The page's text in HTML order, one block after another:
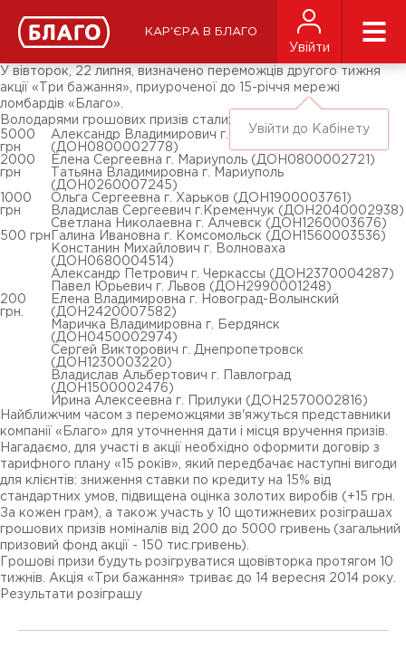
КАР'ЄРА В БЛАГО
Увійти
Увійти до Кабінету
ЗМІ про нас
Підписники соц-мереж
Ярмарки
У вівторок, 22 липня, визначено переможців другого тижня
акції «Три бажання», приуроченої до 15-річчя мережі
ломбардів «Благо».
Володарями грошових призів стали:
5000
грн
Александр Владимирович г. Мариуполь
(ДОН0800002778)
2000
грн
Елена Сергеевна г. Мариуполь (ДОН0800002721)
Татьяна Владимировна г. Мариуполь
(ДОН0260007245)
1000
грн
Ольга Сергеевна г. Харьков (ДОН1900003761)
Владислав Сергеевич г.Кременчук (ДОН2040002938)
Светлана Николаевна г. Алчевск (ДОН1260003676)
500 грн Галина Ивановна г. Комсомольск (ДОН1560003536)
Констанин Михайлович г. Волноваха
(ДОН0680004514)
Александр Петрович г. Черкассы (ДОН2370004287)
Павел Юрьевич г. Львов (ДОН2990001248)
200
грн.
Елена Владимировна г. Новоград-Волынский
(ДОН2420007582)
Маричка Владимировна г. Бердянск
(ДОН0450002974)
Сергей Викторович г. Днепропетровск
(ДОН1230003220)
Владислав Альбертович г. Павлоград
(ДОН1500002476)
Ирина Алексеевна г. Прилуки (ДОН2570002816)
Найближчим часом з переможцями зв'яжуться представники
компанії «Благо» для уточнення дати і місця вручення призів.
Нагадаємо, для участі в акції необхідно оформити договір з
тарифного плану «15 років», який передбачає наступні вигоди
для клієнтів: зниження ставки по кредиту на 15% від
стандартних умов, підвищена оцінка золотих виробів (+15 грн.
За кожен грам), а також участь у 10 щотижневих розіграшах
грошових призів номіналів від 200 до 5000 гривень (загальний
призовий фонд акції - 150 тис.гривень).
Грошові призи будуть розігруватися щовівторка протягом 10
тижнів. Акція «Три бажання» триває до 14 вересня 2014 року.
Результати розіграшу